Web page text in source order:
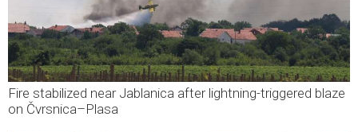
Fire stabilized near Jablanica after lightning-triggered blaze
on Čvrsnica–Plasa